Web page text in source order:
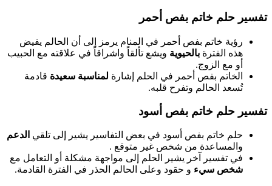
تفسير حلم خاتم بفص أحمر
رؤية خاتم بفص أحمر في المنام يرمز إلى أن الحالم يفيض
هذه الفترة بالحيوية ويشع تألقاً واشراقاً في علاقته مع الحبيب
أو مع الزوج.
الخاتم بفص أحمر في الحلم إشارة لمناسبة سعيدة قادمة
تُسعد الحالم وتفرح قلبه.
تفسير حلم خاتم بفص أسود
حلم خاتم بفص أسود في بعض التفاسير يشير إلى تلقي الدعم
والمساعدة من شخص غير متوقع .
في تفسير آخر يشير الحلم إلى مواجهة مشكلة أو التعامل مع
شخص سيء و حقود وعلى الحالم الحذر في الفترة القادمة.